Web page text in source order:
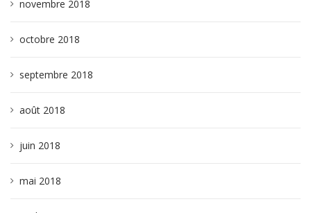
novembre 2018
octobre 2018
septembre 2018
août 2018
juin 2018
mai 2018